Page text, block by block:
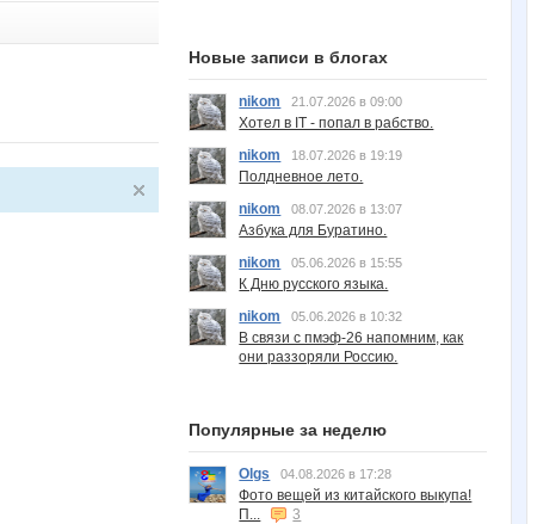
Новые записи в блогах
nikom 21.07.2026 в 09:00
Хотел в IT - попал в рабство.
nikom
18.07.2026 в 19:19
Полдневное лето.
nikom
08.07.2026 в 13:07
Азбука для Буратино.
nikom
05.06.2026 в 15:55
К Дню русского языка.
nikom
05.06.2026 в 10:32
В связи с пмэф-26 напомним, как
они раззоряли Россию.
Популярные за неделю
Olgs 04.08.2026 в 17:28
Фото вещей из китайского выкупа!
П...
3